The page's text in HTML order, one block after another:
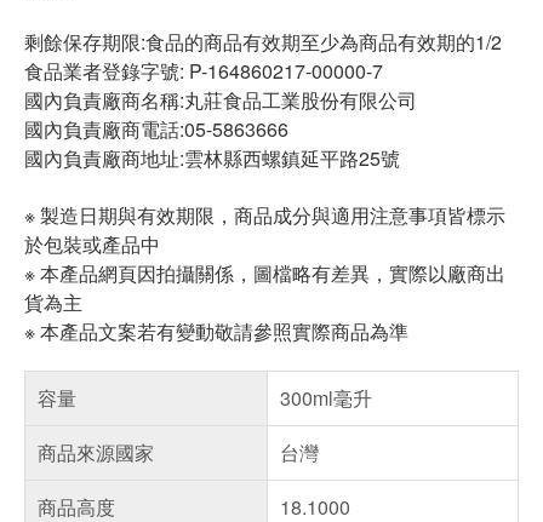
剩餘保存期限:食品的商品有效期至少為商品有效期的1/2
食品業者登錄字號: P-164860217-00000-7
國內負責廠商名稱:丸莊食品工業股份有限公司
國內負責廠商電話:05-5863666
國內負責廠商地址:雲林縣西螺鎮延平路25號
※ 製造日期與有效期限，商品成分與適用注意事項皆標示
於包裝或產品中
※ 本產品網頁因拍攝關係，圖檔略有差異，實際以廠商出
貨為主
※ 本產品文案若有變動敬請參照實際商品為準
容量
300ml毫升
商品來源國家
台灣
商品高度
18.1000